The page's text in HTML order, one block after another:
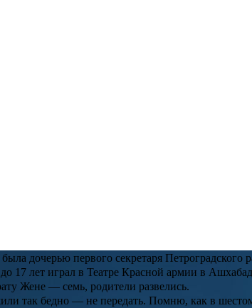
Персонаж, Люди за кадром
(в разводе, 1 ребёнок)
новинки и долгожданные продолжения
любителей сериалов сразу несколько
масштабной экранизации «Сто лет
с загадочными убийствами «Осколки» и
дочерью первого секретаря
17 лет играл в Театре Красной армии в
Жене — семь, родители развелись.
так бедно — не передать. Помню, как в